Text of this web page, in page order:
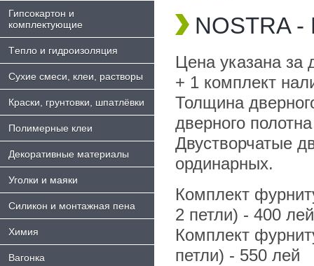
Гипсокартон и
комплектующие
Tепло и гидроизоляция
Сухие смеси, клеи, растворы
Краски, грунтовки, шпатлёвки
Полимерные клеи
Декоративные материалы
Уголки и маяки
Силикон и монтажная пена
Химия
Bагонка
NOSTRA -
Цена указана за
+ 1 комплект
Толщина
дверного
Двустворчатые
ординарных.
Комплект
2 петли) - 400 лей
Комплект
петли) - 550 лей